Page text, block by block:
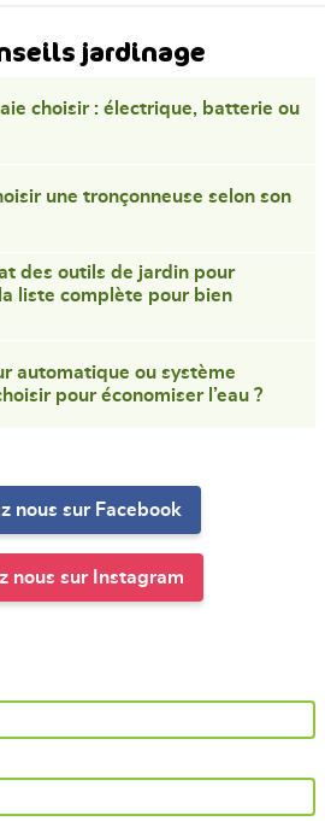
jardinage
choisir : électrique, batterie ou
une tronçonneuse selon son
des outils de jardin pour
liste complète pour bien
automatique ou système
pour économiser l’eau ?
nous sur Facebook
nous sur Instagram